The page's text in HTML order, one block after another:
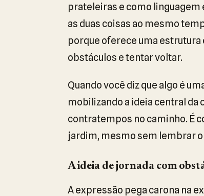
prateleiras e como linguagem
as duas coisas ao mesmo
porque oferece uma
obstáculos e tentar voltar.
Quando você diz que algo é
mobilizando a ideia central da
contratempos no caminho. É
jardim, mesmo sem lembrar
A ideia de jornada com
A expressão pega carona na